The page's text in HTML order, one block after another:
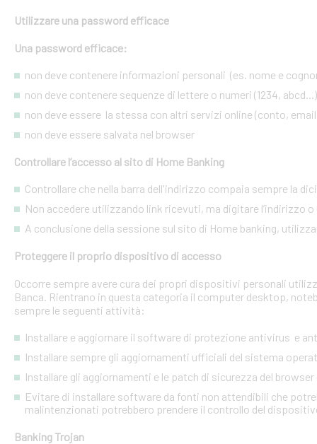
Utilizzare una password efficace
Una password efficace:
non deve contenere informazioni personali (es. nome e
non deve contenere sequenze di lettere o numeri (1234, abcd...)
non deve essere la stessa con altri servizi online (conto,
non deve essere salvata nel browser
Controllare l’accesso al sito di Home Banking
Controllare che nella barra dell'indirizzo compaia sempre la
Non accedere utilizzando link ricevuti, ma digitare l’indirizzo
A conclusione della sessione sul sito di Home banking,
Proteggere il proprio dispositivo di accesso
Occorre sempre avere cura dei propri dispositivi personali
Banca. Rientrano in questa categoria il computer desktop,
sempre le seguenti attività:
Installare e aggiornare il software di protezione antivirus e
Installare sempre gli aggiornamenti ufficiali del sistema
Installare gli aggiornamenti e le patch di sicurezza del
Evitare di installare software da fonti non attendibili che
malintenzionati potrebbero prendere il controllo del
Banking Trojan